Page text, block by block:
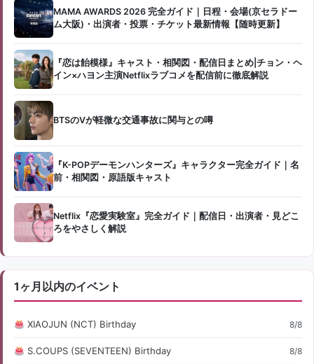
MAMA AWARDS 2026 完全ガイド｜日程・会場(京セラドー
ム大阪)・出演者・投票・チケット最新情報【随時更新】
『恋は飴模様』キャスト・相関図・配信日まとめ|チョン・ヘ
イン×ハヨン主演Netflixラブコメを配信前に徹底解説
BTSのVが軽微な交通事故に関与との噂
『K-POPデーモンハンターズ』キャラクター完全ガイド｜名
前・相関図・原語版キャスト
Netflix『恋愛実験室』完全ガイド｜配信日・出演者・見どこ
ろをやさしく解説
1ヶ月以内のイベント
XIAOJUN (NCT) Birthday 8/8
S.COUPS (SEVENTEEN) Birthday 8/8